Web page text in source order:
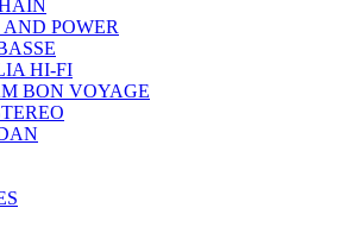
POWER
HI-FI
BON VOYAGE